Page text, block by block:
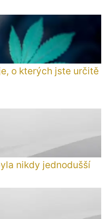
o kterých jste určitě
nikdy jednodušší